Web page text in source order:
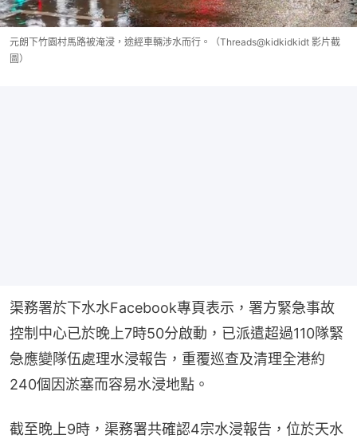
元朗下竹園村馬路被淹浸，途經車輛涉水而行。（Threads@kidkidkidt 影片截
圖）
渠務署於下水水Facebook專頁表示，署方緊急事故
控制中心已於晚上7時50分啟動，已派遣超過110隊緊
急應變隊伍處理水浸報告，重覆巡查及清理全港約
240個因淤塞而容易水浸地點。
截至晚上9時，渠務署共確認4宗水浸報告，位於天水